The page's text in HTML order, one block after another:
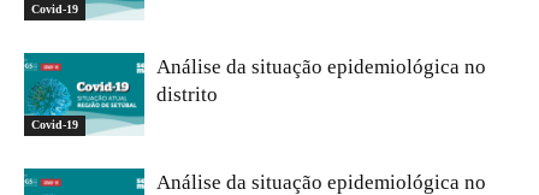
Covid-19
Covid-19
Análise da situação epidemiológica no
distrito
Análise da situação epidemiológica no